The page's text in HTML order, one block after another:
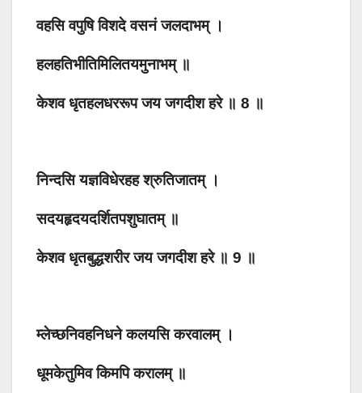
वहसि वपुषि विशदे वसनं जलदाभम् ।
हलहतिभीतिमिलितयमुनाभम् ॥
केशव धृतहलधररूप जय जगदीश हरे ॥ 8 ॥
निन्दसि यज्ञविधेरहह श्रुतिजातम् ।
सदयहृदयदर्शितपशुघातम् ॥
केशव धृतबुद्धशरीर जय जगदीश हरे ॥ 9 ॥
म्लेच्छनिवहनिधने कलयसि करवालम् ।
धूमकेतुमिव किमपि करालम् ॥